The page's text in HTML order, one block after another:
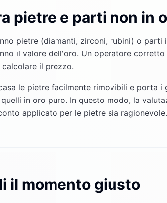
pietre e parti non in
pietre (diamanti, zirconi, rubini) o parti
il valore dell'oro. Un operatore
il prezzo.
le pietre facilmente rimovibili e porta
in oro puro. In questo modo, la
applicato per le pietre sia ragionevole.
il momento giusto